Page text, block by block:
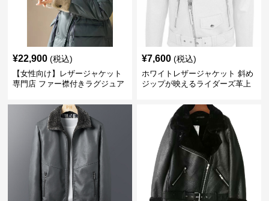
¥22,900 (税込)
【女性向け】レザージャケット
専門店 ファー襟付きラグジュア
¥7,600 (税込)
ホワイトレザージャケット 斜め
ジップが映えるライダーズ革上